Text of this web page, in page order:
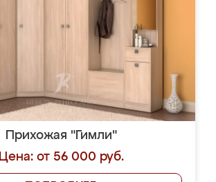
Прихожая "Гимли"
Цена: от 56 000 руб.